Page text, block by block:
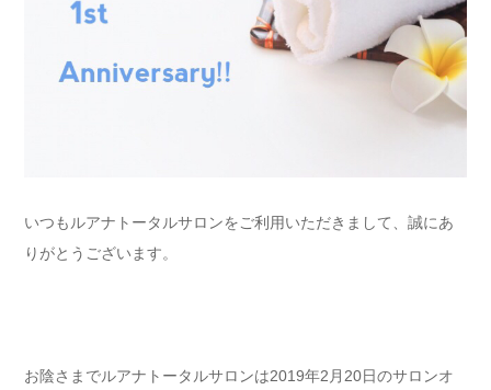
いつもルアナトータルサロンをご利用いただきまして、誠にあ
りがとうございます。
お陰さまでルアナトータルサロンは2019年2月20日のサロンオ